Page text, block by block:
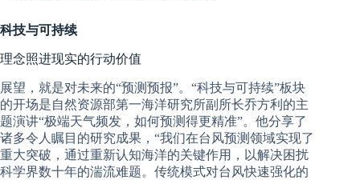
科技与可持续
理念照进现实的行动价值
展望，就是对未来的“预测预报”。“科技与可持续”板块
的开场是自然资源部第一海洋研究所副所长乔方利的主
题演讲“极端天气频发，如何预测得更精准”。他分享了
诸多令人瞩目的研究成果，“我们在台风预测领域实现了
重大突破，通过重新认知海洋的关键作用，以解决困扰
科学界数十年的湍流难题。传统模式对台风快速强化的